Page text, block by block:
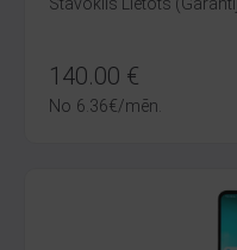
140.00 €
No 6.36€/mēn.